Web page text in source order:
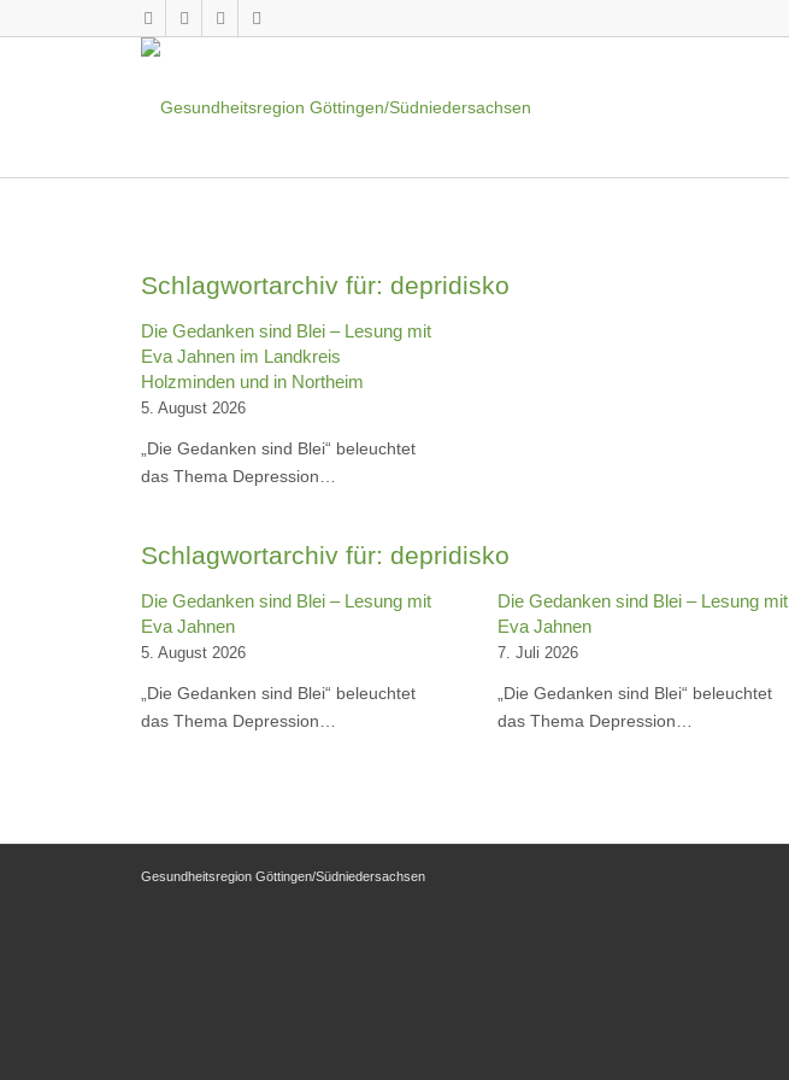
Schlagwortarchiv für: depridisko
Die Gedanken sind Blei – Lesung mit
Eva Jahnen im Landkreis
Holzminden und in Northeim
5. August 2026
„Die Gedanken sind Blei“ beleuchtet
das Thema Depression…
Schlagwortarchiv für: depridisko
Die Gedanken sind Blei – Lesung mit
Eva Jahnen
5. August 2026
„Die Gedanken sind Blei“ beleuchtet
das Thema Depression…
Die Gedanken sind Blei – Lesung mit
Eva Jahnen
7. Juli 2026
„Die Gedanken sind Blei“ beleuchtet
das Thema Depression…
Gesundheitsregion Göttingen/Südniedersachsen